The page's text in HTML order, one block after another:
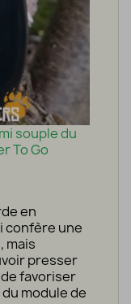
souple du
To Go
en
confère une
mais
presser
favoriser
module de